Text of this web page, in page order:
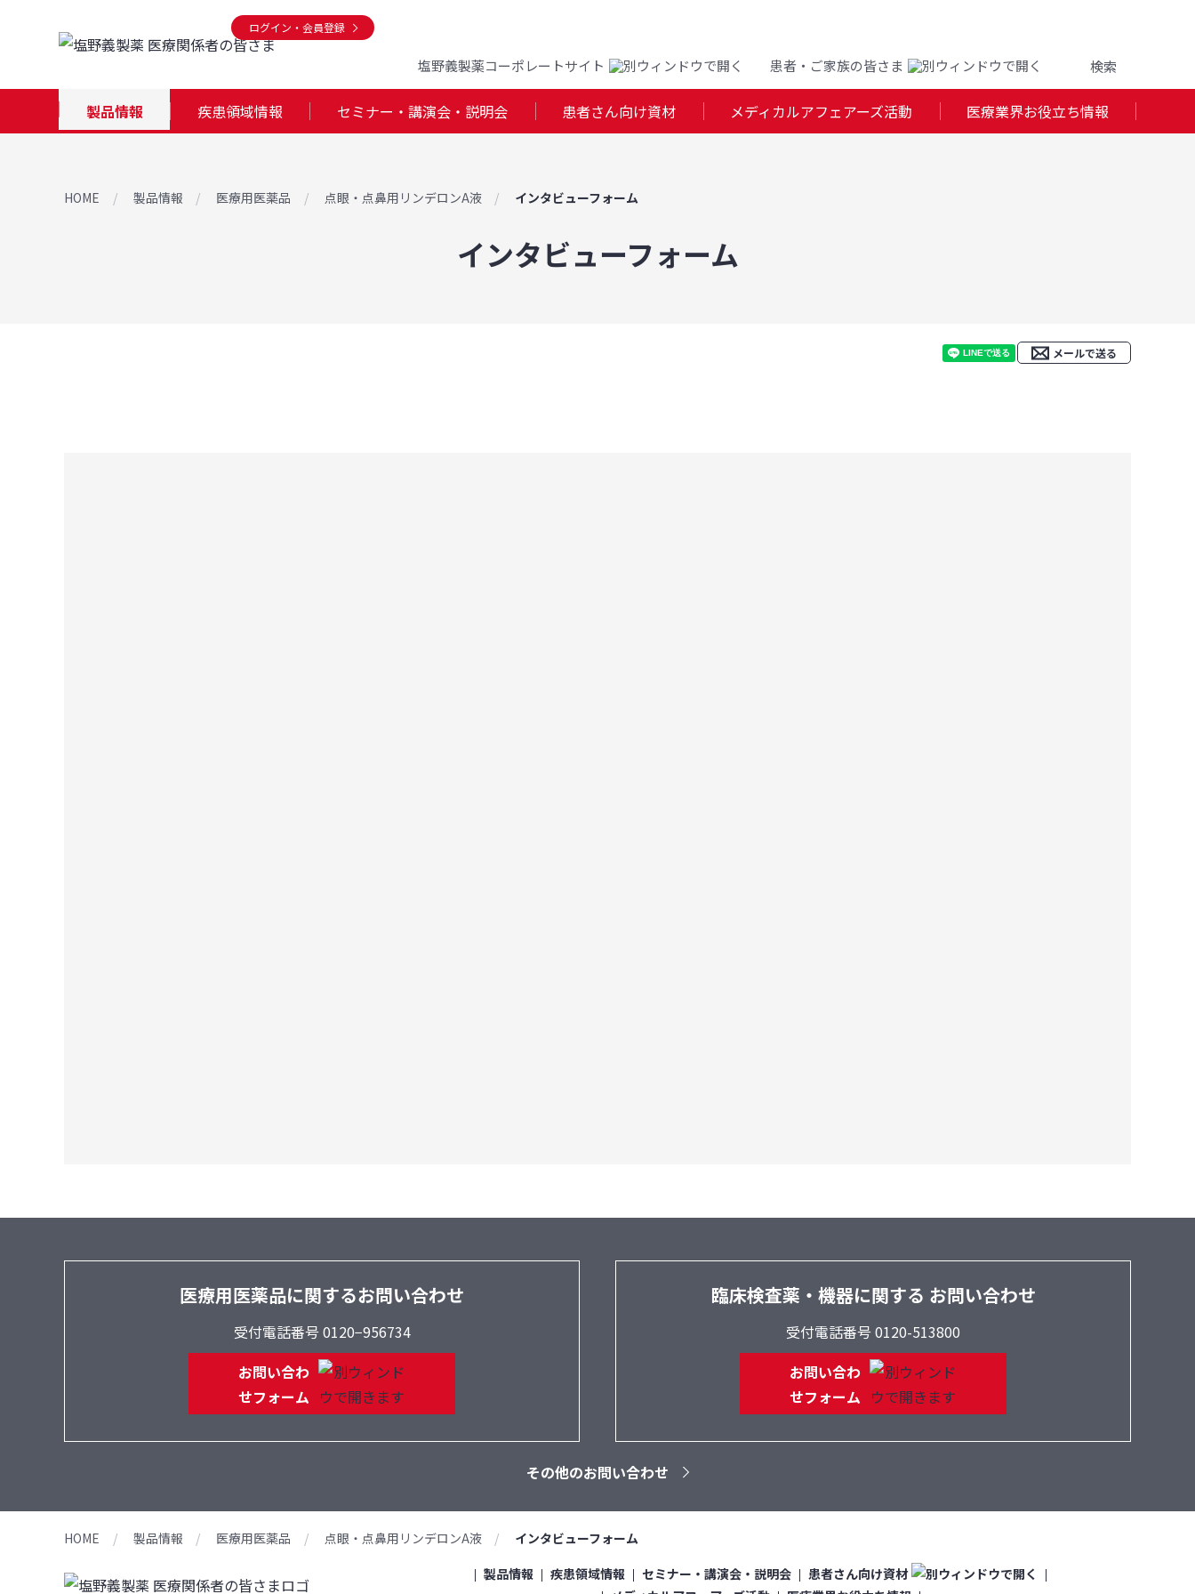
製品情報 疾患領域情報 セミナー・講演会・説明会 患者さん向け資材 メディカルアフェアーズ活動 医療業界お役立ち情報
塩野義製薬コーポレートサイト 患者・ご家族の皆さま
ログイン・会員登録
HOME 製品情報 医療用医薬品 点眼・点鼻用リンデロンA液 インタビューフォーム
インタビューフォーム
メールで送る
医療用医薬品に関するお問い合わせ
受付電話番号 0120−956734
お問い合わ
せフォーム
臨床検査薬・機器に関する お問い合わせ
受付電話番号 0120-513800
お問い合わ
せフォーム
その他のお問い合わせ
HOME 製品情報 医療用医薬品 点眼・点鼻用リンデロンA液
インタビューフォーム
製品情報
疾患領域情報 セミナー・講演会・説明会
患者さん向け資材